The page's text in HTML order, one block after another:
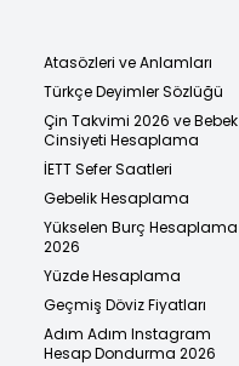
Atasözleri ve Anlamları
Türkçe Deyimler Sözlüğü
Çin Takvimi 2026 ve Bebek
Cinsiyeti Hesaplama
İETT Sefer Saatleri
Gebelik Hesaplama
Yükselen Burç Hesaplama
2026
Yüzde Hesaplama
Geçmiş Döviz Fiyatları
Adım Adım Instagram
Hesap Dondurma 2026